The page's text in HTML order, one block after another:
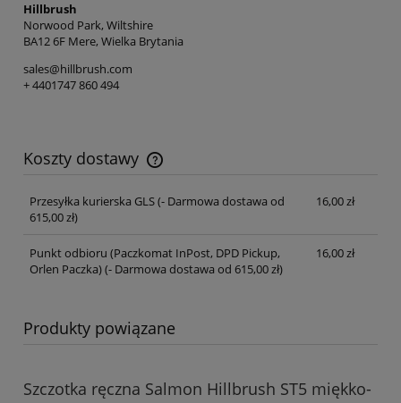
Hillbrush
Norwood Park, Wiltshire
BA12 6F Mere, Wielka Brytania
sales@hillbrush.com
+ 4401747 860 494
Koszty dostawy
Cena nie zawiera ewentualnych kosztów płatności
Przesyłka kurierska GLS(- Darmowa dostawa od
615,00 zł)
16,00 zł
Punkt odbioru (Paczkomat InPost, DPD Pickup,
Orlen Paczka)(- Darmowa dostawa od 615,00 zł)
16,00 zł
Produkty powiązane
Szczotka ręczna Salmon Hillbrush ST5 miękko-